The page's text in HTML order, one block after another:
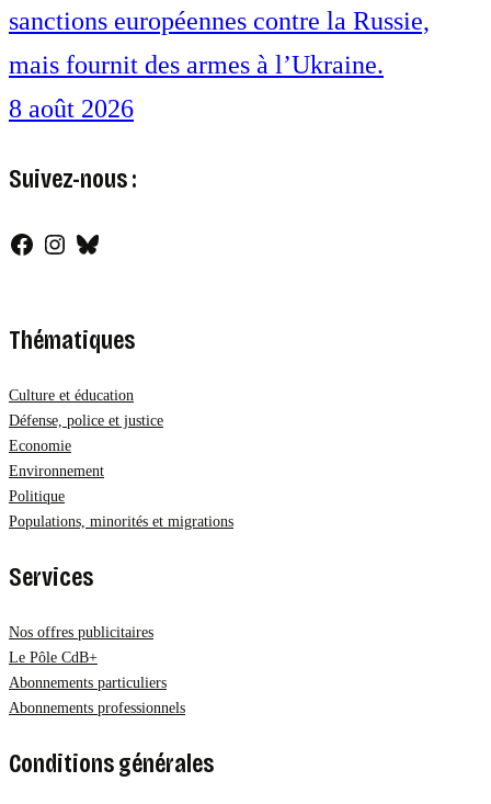
sanctions européennes contre la Russie,
mais fournit des armes à l’Ukraine.
8 août 2026
Suivez-nous :
Facebook
Instagram
Bluesky
Thématiques
Culture et éducation
Défense, police et justice
Economie
Environnement
Politique
Populations, minorités et migrations
Services
Nos offres publicitaires
Le Pôle CdB+
Abonnements particuliers
Abonnements professionnels
Conditions générales